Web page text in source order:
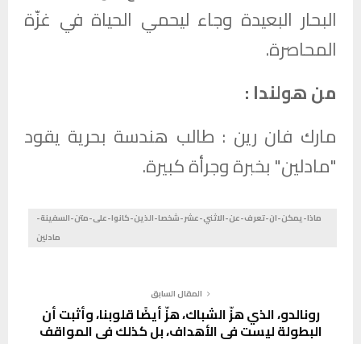
البحار البعيدة وجاء ليحمي الحياة في غزّة
المحاصرة.
من هولندا :
مارك فان رين : طالب هندسة بحرية يقود
"مادلين" بخبرة وجرأة كبيرة.
ماذا-يمكن-ان-تعرف-عن-الاثني-عشر-شخصا-الذين-كانوا-على-متن-السفينة-
مادلين
المقال السابق
رونالدو، الذي هزّ الشباك، هزّ أيضًا قلوبنا، وأثبت أن
البطولة ليست في الأهداف، بل كذلك في المواقف